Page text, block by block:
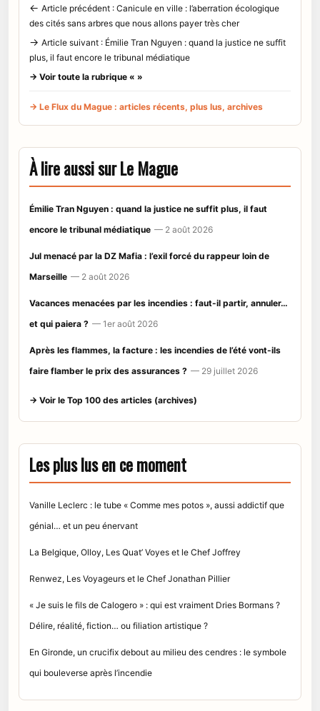
← Article précédent : Canicule en ville : l’aberration écologique
des cités sans arbres que nous allons payer très cher
→ Article suivant : Émilie Tran Nguyen : quand la justice ne suffit
plus, il faut encore le tribunal médiatique
→ Voir toute la rubrique « »
→ Le Flux du Mague : articles récents, plus lus, archives
À lire aussi sur Le Mague
Émilie Tran Nguyen : quand la justice ne suffit plus, il faut
encore le tribunal médiatique — 2 août 2026
Jul menacé par la DZ Mafia : l’exil forcé du rappeur loin de
Marseille — 2 août 2026
Vacances menacées par les incendies : faut-il partir, annuler…
et qui paiera ? — 1er août 2026
Après les flammes, la facture : les incendies de l’été vont-ils
faire flamber le prix des assurances ? — 29 juillet 2026
→ Voir le Top 100 des articles (archives)
Les plus lus en ce moment
Vanille Leclerc : le tube « Comme mes potos », aussi addictif que
génial… et un peu énervant
La Belgique, Olloy, Les Quat’ Voyes et le Chef Joffrey
Renwez, Les Voyageurs et le Chef Jonathan Pillier
« Je suis le fils de Calogero » : qui est vraiment Dries Bormans ?
Délire, réalité, fiction… ou filiation artistique ?
En Gironde, un crucifix debout au milieu des cendres : le symbole
qui bouleverse après l’incendie